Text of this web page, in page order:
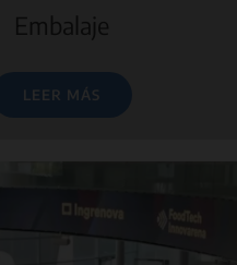
Embalaje
LEER MÁS